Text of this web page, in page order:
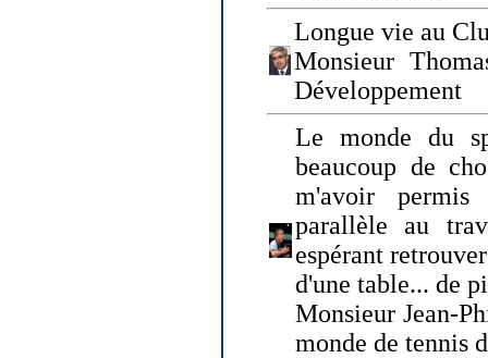
Longue vie au
Monsieur
Développement
Le monde du
beaucoup de
m'avoir
parallèle au
espérant
d'une table... de
Monsieur Jean-
monde de tennis